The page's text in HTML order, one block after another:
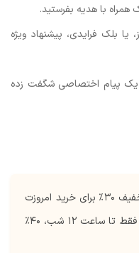
همراه با هدیه بفرستید.
یا بلک فرایدی، پیشنهاد ویژه
یک پیام اختصاصی شگفت زده
🎉 «تولدت مبارک نرگس جان! کد تخفیف ۳۰٪ برای خرید امروزت
🛍️ «بلک فرایدی آغاز شد! فقط تا ساعت ۱۲ شب، ۴۰٪